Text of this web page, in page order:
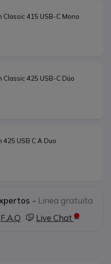
Classic 415 USB-C Mono
Classic 425 USB-C Dúo
425 USB C A Duo
- Linea gratuita
F.A.Q Live Chat